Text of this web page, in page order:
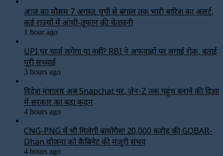
आज का मौसम 7 अगस्त: यूपी से बंगाल तक भारी बारिश का अलर्ट,
कई राज्यों में आंधी-तूफान की चेतावनी
1 hour ago
UPI पर चार्ज लगेगा या नहीं? RBI ने अफवाहों पर लगाई रोक, बताई
पूरी सच्चाई
3 hours ago
विदेश मंत्रालय अब Snapchat पर, जेन-Z तक पहुंच बनाने की दिशा
में सरकार का बड़ा कदम
4 hours ago
CNG-PNG में भी मिलेगी बायोगैस! ₹20,000 करोड़ की GOBAR-
Dhan योजना को कैबिनेट की मंजूरी संभव
4 hours ago